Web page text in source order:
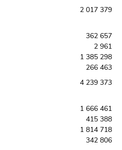
2 017 379
362 657
2 961
1 385 298
266 463
4 239 373
1 666 461
415 388
1 814 718
342 806